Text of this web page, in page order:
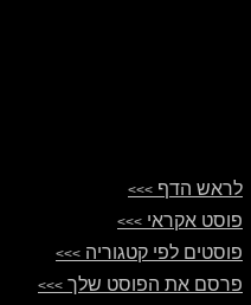
לראש הדף >>>
פוסט אקראי >>>
פוסטים לפי קטגוריה >>>
פרסם את הפוסט שלך >>>